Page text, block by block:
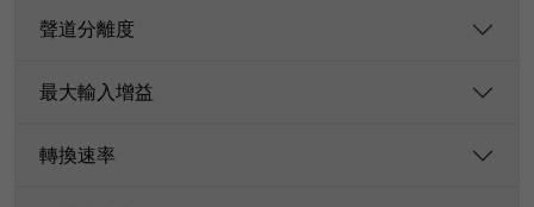
聲道分離度
最大輸入增益
轉換速率